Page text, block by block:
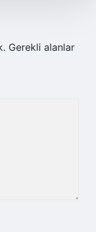
Gerekli alanlar